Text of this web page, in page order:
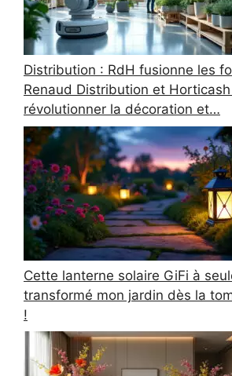
Distribution : RdH fusionne les
Renaud Distribution et
révolutionner la décoration et…
Cette lanterne solaire GiFi à
transformé mon jardin dès la
!